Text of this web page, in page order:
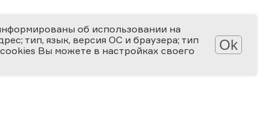
об использовании на
тип, язык, версия ОС и браузера; тип
Вы можете в настройках своего
Ok